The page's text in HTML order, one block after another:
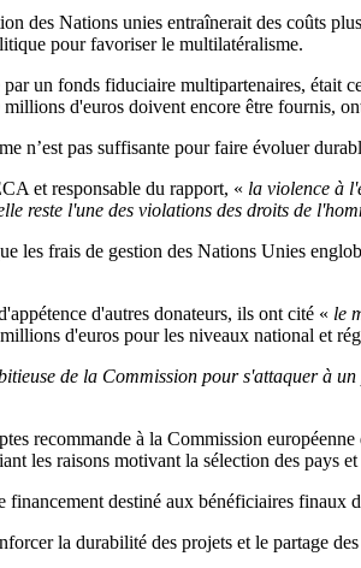
des Nations unies entraînerait des coûts
pour favoriser le multilatéralisme.
par un fonds fiduciaire multipartenaires, était
d'euros doivent encore être fournis,
n’est pas suffisante pour faire évoluer
et responsable du rapport, « la violence à
reste l'une des violations des droits de
les frais de gestion des Nations Unies
d'autres donateurs, ils ont cité « le
d'euros pour les niveaux national et
de la Commission pour s'attaquer à
recommande à la Commission
les raisons motivant la sélection des pays
destiné aux bénéficiaires finaux
la durabilité des projets et le partage des